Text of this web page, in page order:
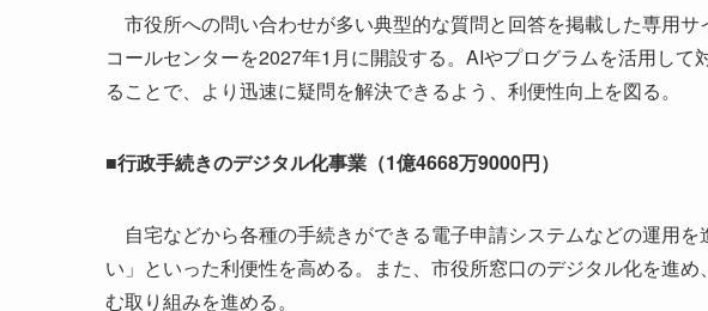
市役所への問い合わせが多い典型的な質問と回答を掲載した専用
コールセンターを2027年1月に開設する。AIやプログラムを活用し
ることで、より迅速に疑問を解決できるよう、利便性向上を図る。
■行政手続きのデジタル化事業（1億4668万9000円）
自宅などから各種の手続きができる電子申請システムなどの運用
い」といった利便性を高める。また、市役所窓口のデジタル化を進
む取り組みを進める。